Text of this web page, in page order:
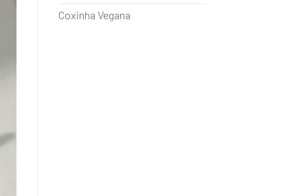
Coxinha Vegana